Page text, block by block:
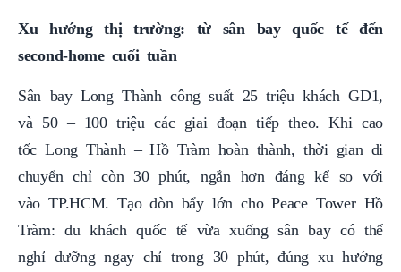
Xu hướng thị trường: từ sân bay quốc tế đến
second‑home cuối tuần
Sân bay Long Thành công suất 25 triệu khách GD1,
và 50 – 100 triệu các giai đoạn tiếp theo. Khi cao
tốc Long Thành – Hồ Tràm hoàn thành, thời gian di
chuyển chỉ còn 30 phút, ngắn hơn đáng kể so với
vào TP.HCM. Tạo đòn bẩy lớn cho Peace Tower Hồ
Tràm: du khách quốc tế vừa xuống sân bay có thể
nghỉ dưỡng ngay chỉ trong 30 phút, đúng xu hướng